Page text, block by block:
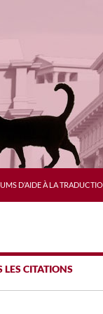
D’AIDE À LA
LES CITATIONS